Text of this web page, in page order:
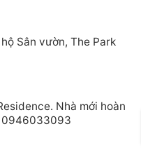
Sân vườn, The Park
Nhà mới hoàn
0946033093